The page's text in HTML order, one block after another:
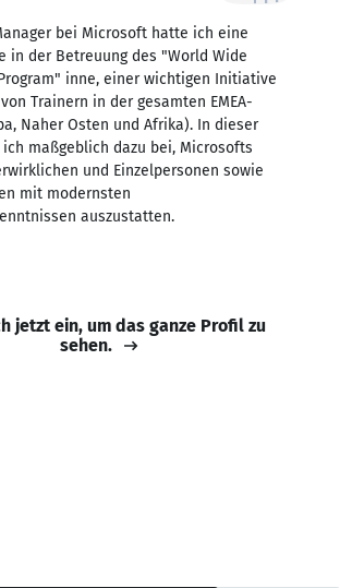
bei Microsoft hatte ich eine
in der Betreuung des "World Wide
inne, einer wichtigen Initiative
Trainern in der gesamten EMEA-
Naher Osten und Afrika). In dieser
maßgeblich dazu bei, Microsofts
und Einzelpersonen sowie
mit modernsten
auszustatten.
jetzt ein, um das ganze Profil zu
sehen.